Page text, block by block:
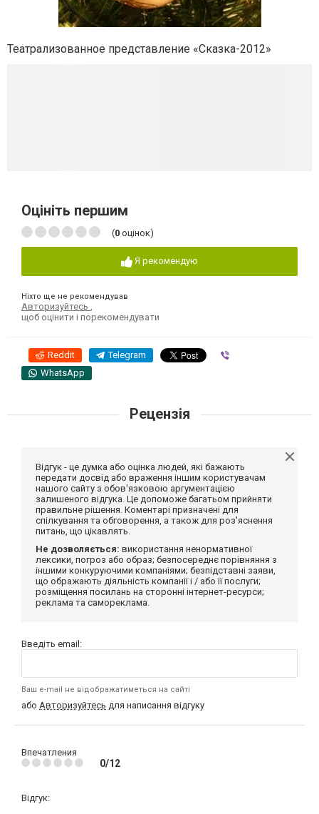
Театрализованное представление «Сказка-2012»
Оцініть першим
(0 оцінок)
Я рекомендую
Ніхто ще не рекомендував
Авторизуйтесь
щоб оцінити і порекомендувати
Reddit Telegram
WhatsApp
Рецензія
Відгук - це думка або оцінка людей, які бажають
передати досвід або враження іншим користувачам
нашого сайту з обов'язковою аргументацією
залишеного відгука. Це допоможе багатьом прийняти
правильне рішення. Коментарі призначені для
спілкування та обговорення, а також для роз'яснення
питань, що цікавлять.
Не дозволяється: використання ненормативної
лексики, погроз або образ; безпосереднє порівняння з
іншими конкуруючими компаніями; безпідставні заяви,
що ображають діяльність компанії і / або її послуги;
розміщення посилань на сторонні інтернет-ресурси;
реклама та самореклама.
Введіть email:
Ваш e-mail не відображатиметься на сайті
або Авторизуйтесь для написання відгуку
Впечатления
0/12
Відгук: